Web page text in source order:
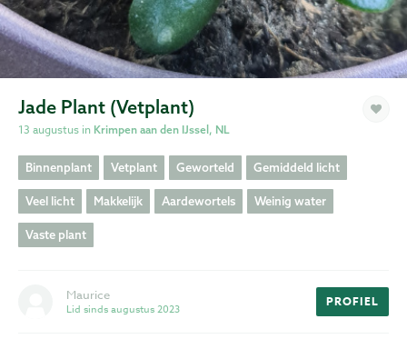
Privacy
Voorwaarden
Jade Plant (Vetplant)
13 augustus in Krimpen aan den IJssel, NL
Binnenplant Vetplant Geworteld Gemiddeld licht
Veel licht Makkelijk Aardewortels Weinig water
Vaste plant
Maurice
Lid sinds augustus 2023
PROFIEL